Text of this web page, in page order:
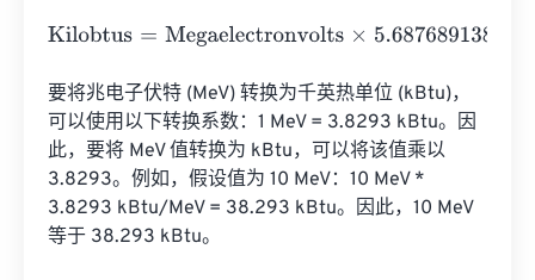
Kilobtus=Megaelectronvolts×5.687689138743355e
要将兆电子伏特 (MeV) 转换为千英热单位 (kBtu)，
可以使用以下转换系数：1 MeV = 3.8293 kBtu。因
此，要将 MeV 值转换为 kBtu，可以将该值乘以
3.8293。例如，假设值为 10 MeV：10 MeV *
3.8293 kBtu/MeV = 38.293 kBtu。因此，10 MeV
等于 38.293 kBtu。